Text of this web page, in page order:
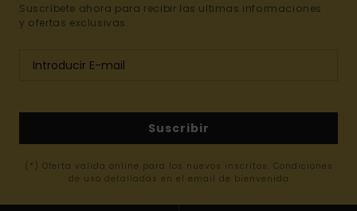
Suscríbete ahora para recibir las ultimas informaciones
y ofertas exclusivas.
Suscribir
(*) Oferta valida online para los nuevos inscritos. Condiciones
de uso detalladas en el email de bienvenida